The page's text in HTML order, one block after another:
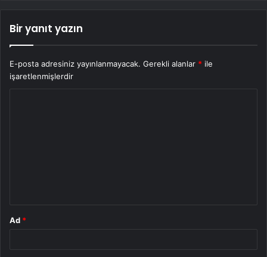
Bir yanıt yazın
E-posta adresiniz yayınlanmayacak. Gerekli alanlar * ile
işaretlenmişlerdir
Ad *